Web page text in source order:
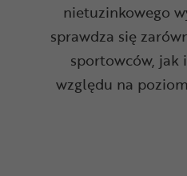
nietuzinkowego
sprawdza się
sportowców, jak
względu na